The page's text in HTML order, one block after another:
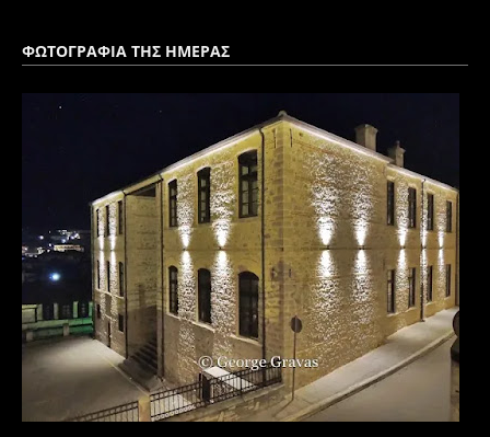
ΦΩΤΟΓΡΑΦΙΑ ΤΗΣ ΗΜΕΡΑΣ